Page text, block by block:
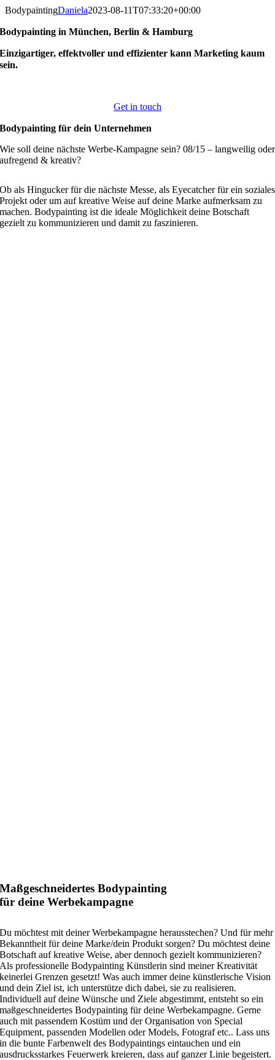
Zum
springen
BodypaintingDaniela2023-08-11T07:33:20+00:00
Bodypainting in München, Berlin & Hamburg
Einzigartiger, effektvoller und effizienter kann Marketing kaum
sein.
Get in touch
Bodypainting für dein Unternehmen
Wie soll deine nächste Werbe-Kampagne sein? 08/15 – langweilig oder
aufregend & kreativ?
Ob als Hingucker für die nächste Messe, als Eyecatcher für ein soziales
Projekt oder um auf kreative Weise auf deine Marke aufmerksam zu
machen. Bodypainting ist die ideale Möglichkeit deine Botschaft
gezielt zu kommunizieren und damit zu faszinieren.
Maßgeschneidertes Bodypainting
für deine Werbekampagne
Du möchtest mit deiner Werbekampagne herausstechen? Und für mehr
Bekanntheit für deine Marke/dein Produkt sorgen? Du möchtest deine
Botschaft auf kreative Weise, aber dennoch gezielt kommunizieren?
Als professionelle Bodypainting Künstlerin sind meiner Kreativität
keinerlei Grenzen gesetzt! Was auch immer deine künstlerische Vision
und dein Ziel ist, ich unterstütze dich dabei, sie zu realisieren.
Individuell auf deine Wünsche und Ziele abgestimmt, entsteht so ein
maßgeschneidertes Bodypainting für deine Werbekampagne. Gerne
auch mit passendem Kostüm und der Organisation von Special
Equipment, passenden Modellen oder Models, Fotograf etc.. Lass uns
in die bunte Farbenwelt des Bodypaintings eintauchen und ein
ausdrucksstarkes Feuerwerk kreieren, dass auf ganzer Linie begeistert.